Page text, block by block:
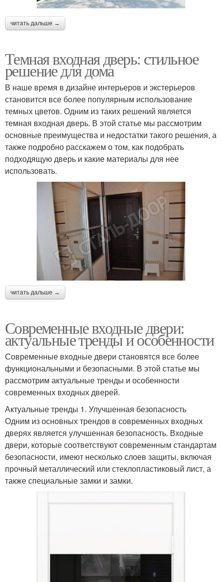
читать дальше →
Темная входная дверь: стильное
решение для дома
В наше время в дизайне интерьеров и экстерьеров
становится все более популярным использование
темных цветов. Одним из таких решений является
темная входная дверь. В этой статье мы рассмотрим
основные преимущества и недостатки такого решения, а
также подробно расскажем о том, как подобрать
подходящую дверь и какие материалы для нее
использовать.
читать дальше →
Современные входные двери:
актуальные тренды и особенности
Современные входные двери становятся все более
функциональными и безопасными. В этой статье мы
рассмотрим актуальные тренды и особенности
современных входных дверей.
Актуальные тренды 1. Улучшенная безопасность
Одним из основных трендов в современных входных
дверях является улучшенная безопасность. Входные
двери, которые соответствуют современным стандартам
безопасности, имеют несколько слоев защиты, включая
прочный металлический или стеклопластиковый лист, а
также специальные замки и замки.